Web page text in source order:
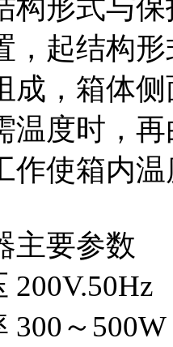
构形式与
，起结构
成，箱体
温度时，
作使箱内
主要参数
200V.50Hz
300～500W